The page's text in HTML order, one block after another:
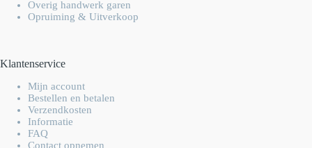
Overig handwerk garen
Opruiming & Uitverkoop
Klantenservice
Mijn account
Bestellen en betalen
Verzendkosten
Informatie
FAQ
Contact opnemen